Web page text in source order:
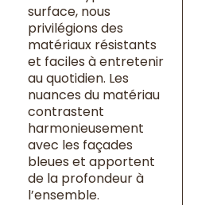
surface, nous
privilégions des
matériaux résistants
et faciles à entretenir
au quotidien. Les
nuances du matériau
contrastent
harmonieusement
avec les façades
bleues et apportent
de la profondeur à
l’ensemble.